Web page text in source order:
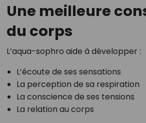
Une meilleure
du corps
L’aqua-sophro aide à développer :
L’écoute de ses sensations
La perception de sa respiration
La conscience de ses tensions
La relation au corps